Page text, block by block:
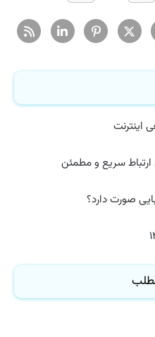
ارتباط سریع و مطمئن
صورت دارد؟